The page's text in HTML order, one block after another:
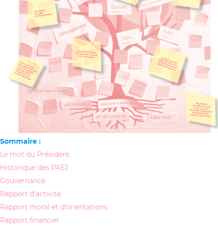
Sommaire :
Le mot du Président
Historique des PAEJ
Gouvernance
Rapport d’activité
Rapport moral et d’orientations
Rapport financier